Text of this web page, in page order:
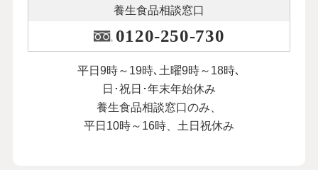
養生食品相談窓口
0120-250-730
平日9時～19時､土曜9時～18時､
日･祝日･年末年始休み
養生食品相談窓口のみ、
平日10時～16時、土日祝休み